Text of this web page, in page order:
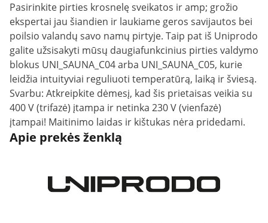
Pasirinkite pirties krosnelę sveikatos ir amp; grožio
ekspertai jau šiandien ir laukiame geros savijautos bei
poilsio valandų savo namų pirtyje. Taip pat iš Uniprodo
galite užsisakyti mūsų daugiafunkcinius pirties valdymo
blokus UNI_SAUNA_C04 arba UNI_SAUNA_C05, kurie
leidžia intuityviai reguliuoti temperatūrą, laiką ir šviesą.
Svarbu: Atkreipkite dėmesį, kad šis prietaisas veikia su
400 V (trifazė) įtampa ir netinka 230 V (vienfazė)
įtampai! Maitinimo laidas ir kištukas nėra pridedami.
Apie prekės ženklą